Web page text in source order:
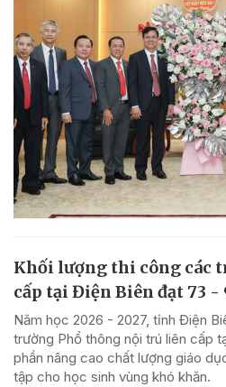
Khối lượng thi công các
cấp tại Điện Biên đạt 73 -
Năm học 2026 - 2027, tỉnh Điện
trường Phổ thông nội trú liên cấp
phần nâng cao chất lượng giáo
tập cho học sinh vùng khó khăn.